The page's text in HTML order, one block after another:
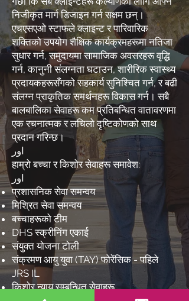
निजीकृत मार्ग डिजाइन गर्न सक्षम छन्।
एचएसएओ स्टाफले क्लाइन्ट र पारिवारिक
शक्तिको उपयोग शैक्षिक कार्यक्रमहरूमा नतिजा
सुधार गर्न, समुदायमा सामाजिक अवसरहरू वृद्धि
गर्न, कानुनी संलग्नता घटाउन, शारीरिक स्वास्थ्य
प्रदायकहरूसँगको सहकार्य सुनिश्चित गर्न, र बढी
संलग्न प्राकृतिक समर्थनहरू विकास गर्न। सबै
बालबालिका सेवाहरू कम प्रतिबन्धित वातावरणमा
एक रचनात्मक र लचिलो दृष्टिकोणको साथ
प्रदान गरिन्छ।
اور
हाम्रो बच्चा र किशोर सेवाहरू समावेश:
اور
प्रशासनिक सेवा समन्वय
मिश्रित सेवा समन्वय
बच्चाहरूको टीम
DHS स्क्रीनिंग एकाई
संयुक्त योजना टोली
संक्रमण आयु युवा (TAY) फोरेंसिक - पहिले
JRS IL
किशोर न्याय सम्बन्धित सेवाहरू